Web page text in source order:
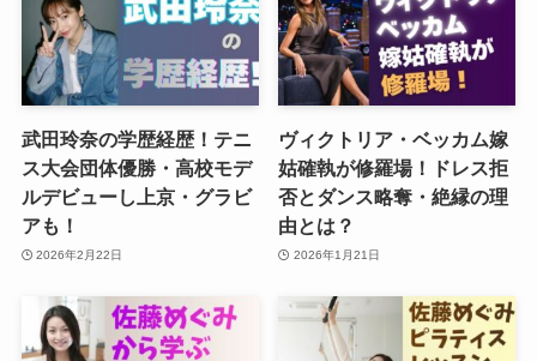
武田玲奈の学歴経歴！テニ
ス大会団体優勝・高校モデ
ルデビューし上京・グラビ
アも！
2026年2月22日
ヴィクトリア・ベッカム嫁
姑確執が修羅場！ドレス拒
否とダンス略奪・絶縁の理
由とは？
2026年1月21日